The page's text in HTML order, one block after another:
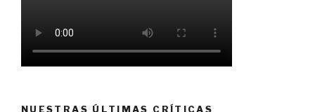
NUESTRAS ÚLTIMAS CRÍTICAS